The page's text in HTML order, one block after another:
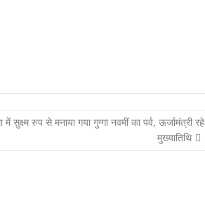
में सुक्ष्म रुप से मनाया गया गुग्गा नवमीं का पर्व, ऊर्जामंत्री रहे
मुख्यातिथि